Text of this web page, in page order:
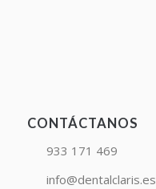
CONTÁCTANOS
933 171 469
info@dentalclaris.es